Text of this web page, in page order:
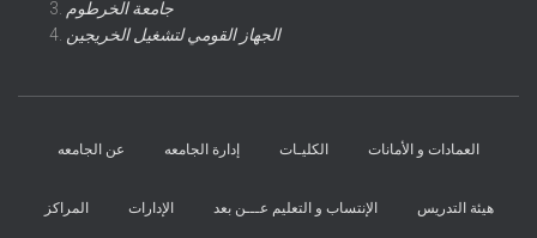
جامعة الخرطوم
الجهاز القومي لتشغيل الخريجين
عن الجامعه إدارة الجامعه الكليـات العمادات و الأمانات
المراكز الإدارات الإنتساب و التعليم عـــن بعد هيئة التدريس